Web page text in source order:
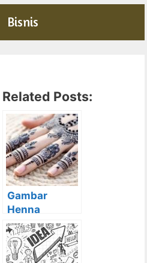
Bisnis
Related Posts:
Gambar
Henna
Tangan Yang
Cantik Dan
cara